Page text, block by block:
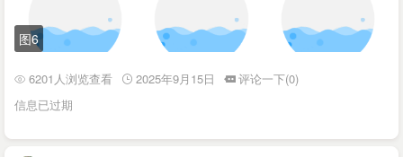
图6
6201人浏览查看 2025年9月15日
评论一下(0)
信息已过期